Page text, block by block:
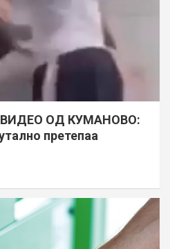
ОД КУМАНОВО:
претепаа